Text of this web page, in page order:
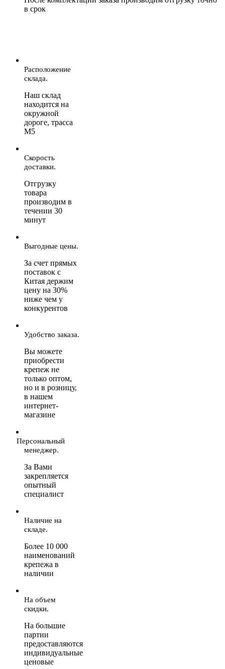
в срок
Расположение
склада.
Наш склад
находится на
окружной
дороге, трасса
М5
Скорость
доставки.
Отгрузку
товара
производим в
течении 30
минут
Выгодные цены.
За счет прямых
поставок с
Китая держим
цену на 30%
ниже чем у
конкурентов
Удобство заказа.
Вы можете
приобрести
крепеж не
только оптом,
но и в розницу,
в нашем
интернет-
магазине
Персональный
менеджер.
За Вами
закрепляется
опытный
специалист
Наличие на
складе.
Более 10 000
наименований
крепежа в
наличии
На объем
скидки.
На большие
партии
предоставляются
индивидуальные
ценовые